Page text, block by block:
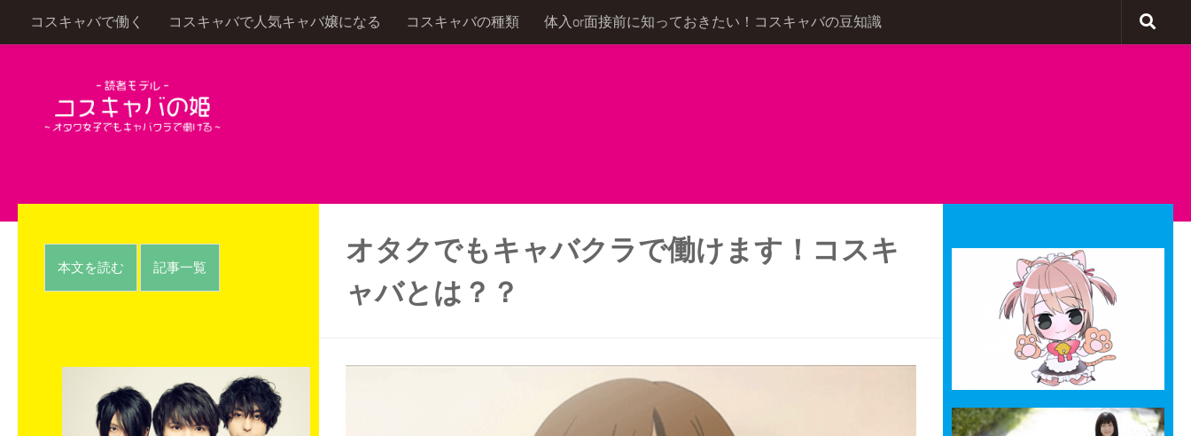
コンテンツへスキップ
コスキャバで働く コスキャバで人気キャバ嬢になる コスキャバの種類 体入or面接前に知っておきたい！コスキャバの豆知識
オタクでもキャバクラで働けます！コスキ
ャバとは？？
本文を読む 記事一覧